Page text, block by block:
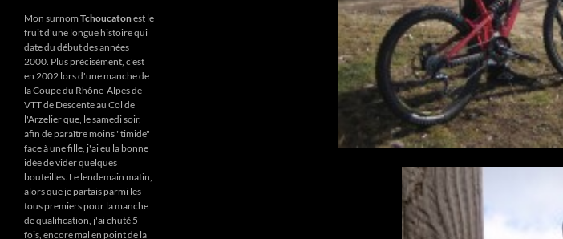
Mon surnom Tchoucatonest le
fruit d'une longue histoire qui
date du début des années
2000. Plus précisément, c'est
en 2002 lors d'une manche de
la Coupe du Rhône-Alpes de
VTT de Descente au Col de
l'Arzelier que, le samedi soir,
afin de paraître moins "timide"
face à une fille, j'ai eu la bonne
idée de vider quelques
bouteilles. Le lendemain matin,
alors que je partais parmi les
tous premiers pour la manche
de qualification, j'ai chuté 5
fois, encore mal en point de la